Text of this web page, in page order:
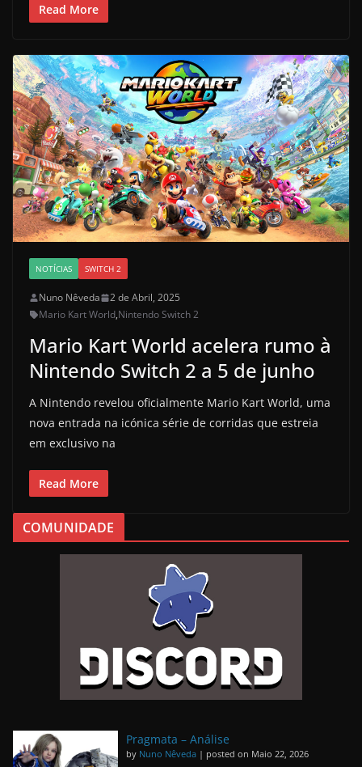
Read More
NOTÍCIAS SWITCH 2
Nuno Nêveda
2 de Abril, 2025
Mario Kart World,Nintendo Switch 2
Mario Kart World acelera rumo à
Nintendo Switch 2 a 5 de junho
A Nintendo revelou oficialmente Mario Kart World, uma
nova entrada na icónica série de corridas que estreia
em exclusivo na
Read More
COMUNIDADE
Pragmata – Análise
by Nuno Nêveda | posted on Maio 22, 2026